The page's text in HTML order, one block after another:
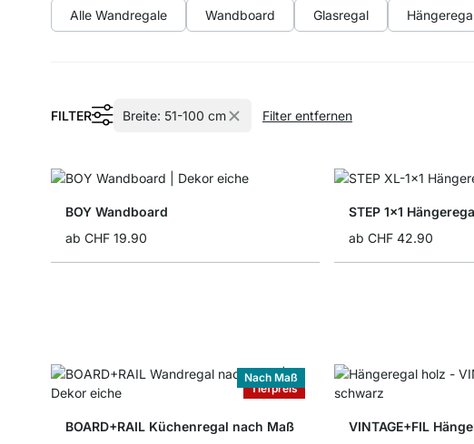
Alle Wandregale Wandboard Glasregal
FILTER Breite: 51-100 cm Filter entfernen
BOY Wandboard
ab CHF 19.90
STEP 1x1
ab CHF 42.90
Tiefpreis
Nach Maß
BOARD+RAIL Küchenregal nach Maß
VINTAGE+FIL